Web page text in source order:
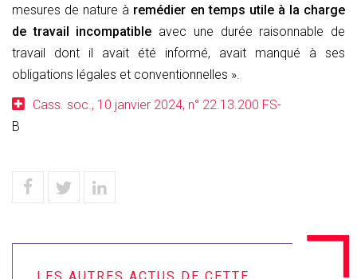
mesures de nature à remédier en temps utile à la charge
de travail incompatible avec une durée raisonnable de
travail dont il avait été informé, avait manqué à ses
obligations légales et conventionnelles ».
Cass. soc., 10 janvier 2024, n° 22.13.200 FS-
B